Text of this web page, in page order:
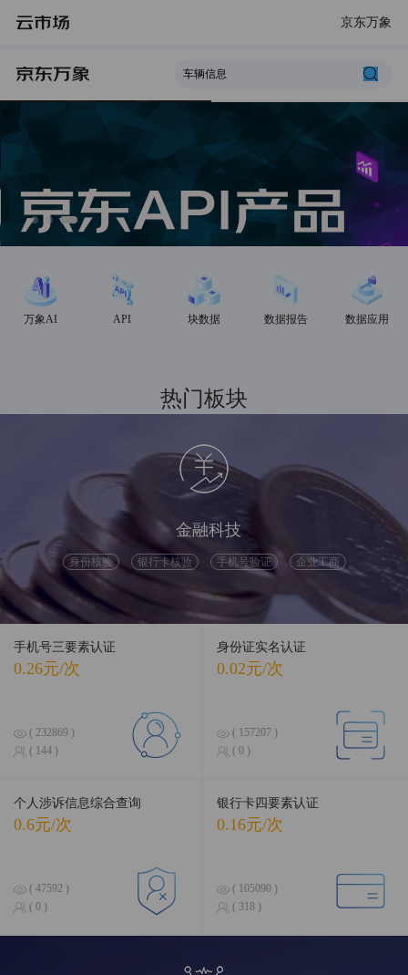
京东万象
万象AI API 块数据 数据报告 数据应用
热门板块
金融科技
身份核验 银行卡核验 手机号验证 企业工商
手机号三要素认证
0.26元/次
( 232869 )
( 144 )
身份证实名认证
0.02元/次
( 157207 )
( 0 )
个人涉诉信息综合查询
0.6元/次
( 47592 )
( 0 )
银行卡四要素认证
0.16元/次
( 105090 )
( 318 )